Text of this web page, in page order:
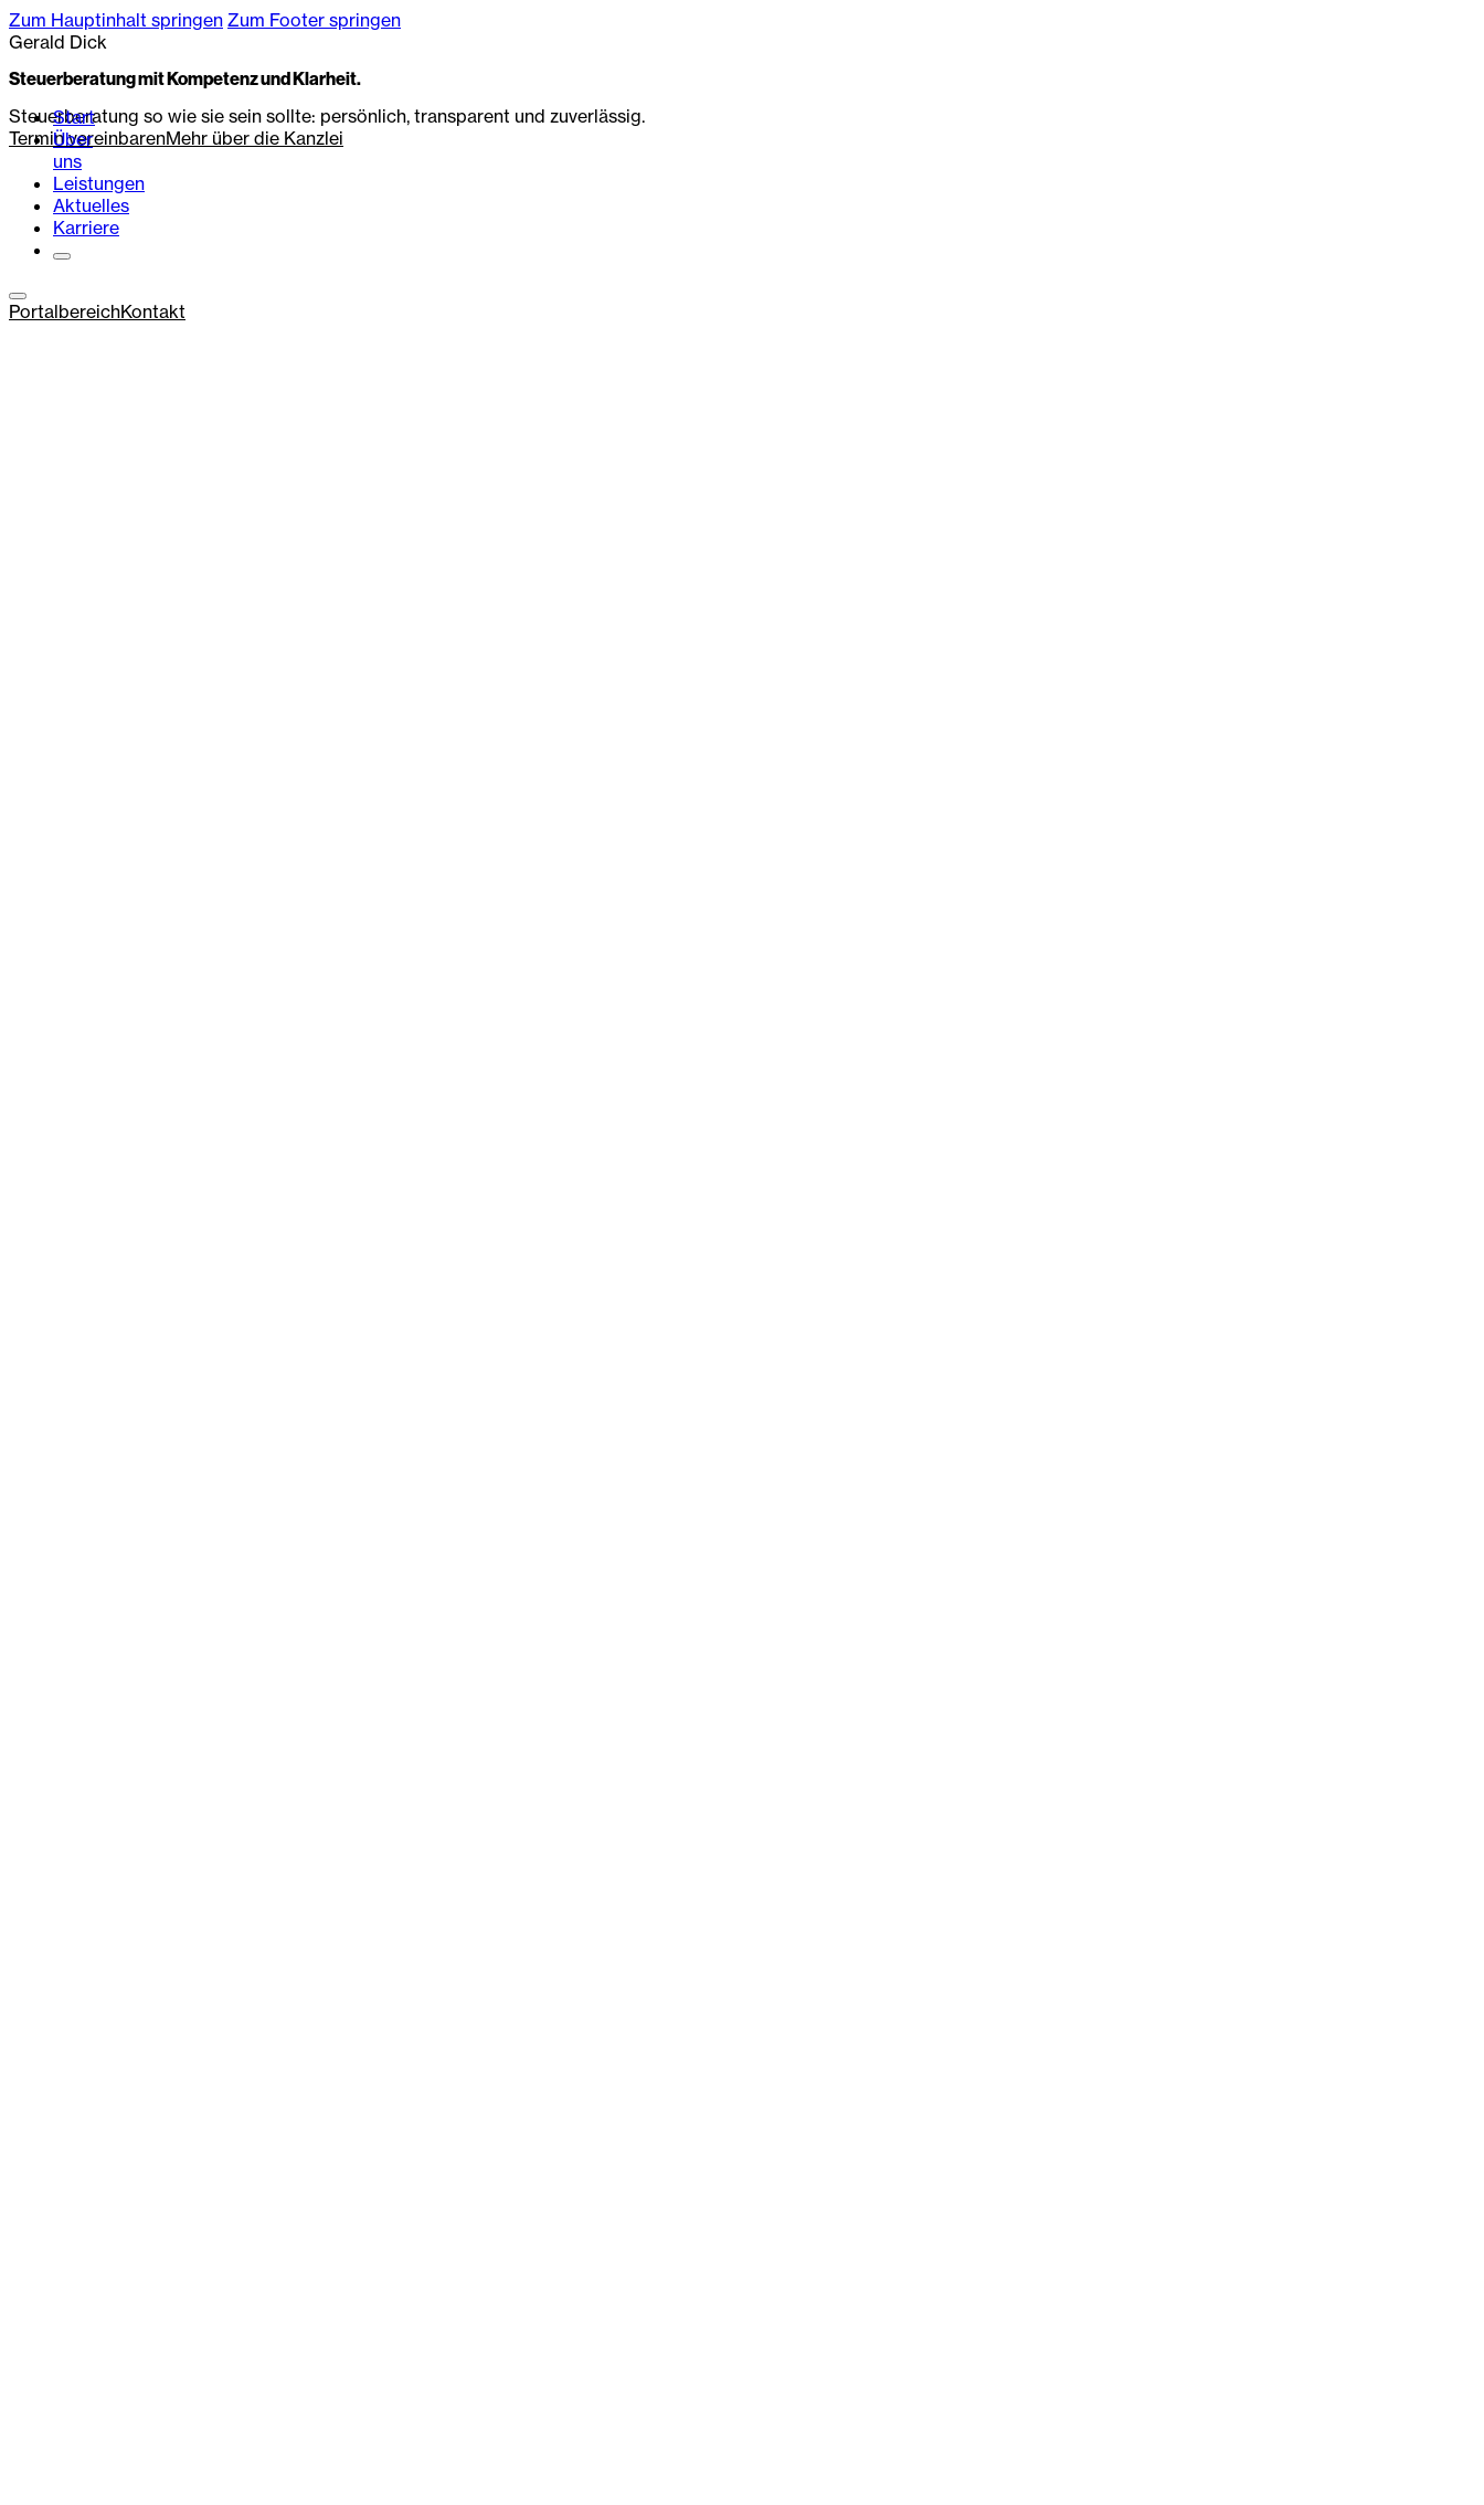
Zum Hauptinhalt springen Zum Footer springen
Start
Über
uns
Leistungen
Aktuelles
Karriere
PortalbereichKontakt
Gerald Dick
Steuerberatung mit Kompetenz und Klarheit.
Steuerberatung so wie sie sein sollte: persönlich, transparent und zuverlässig.
Termin vereinbarenMehr über die Kanzlei